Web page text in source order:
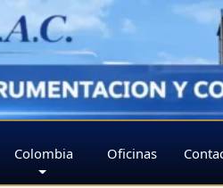
Colombia Oficinas